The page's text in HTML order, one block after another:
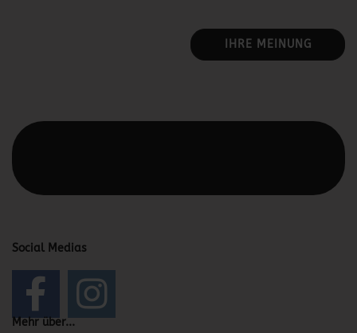
IHRE MEINUNG
Social Medias
Mehr über...